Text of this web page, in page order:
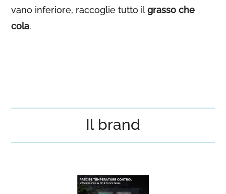
vano inferiore, raccoglie tutto ilgrasso che
cola.
Il brand